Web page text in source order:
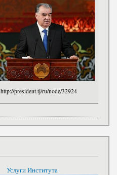
http://president.tj/ru/node/32924
Услуги Института